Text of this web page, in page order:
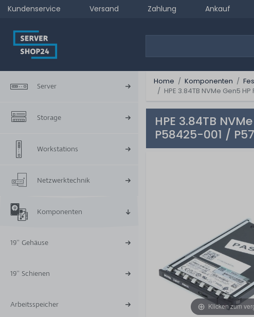
Kundenservice Versand Zahlung Ankauf
Server
Storage
Workstations
Netzwerktechnik
Komponenten
19'' Gehäuse
19'' Schienen
Arbeitsspeicher
Home Komponenten
HPE 3.84TB NVMe Gen5
HPE 3.84TB
P58425-001 /
Klicken zum